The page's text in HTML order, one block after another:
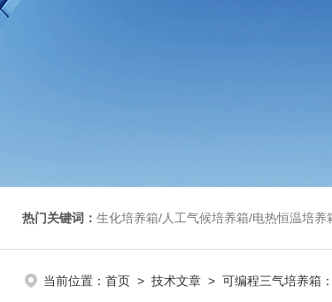
热门关键词： 生化培养箱/人工气候培养箱/电热恒温培养箱/恒温恒湿箱/光照培养
当前位置： 首页 > 技术文章 > 可编程三气培养箱